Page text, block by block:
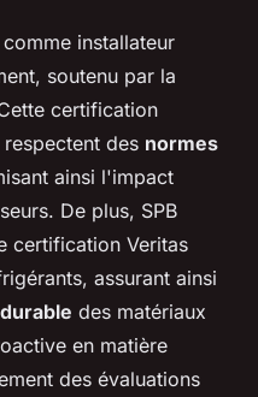
installateur
soutenu par la
certification
des normes
ainsi l'impact
De plus, SPB
certification Veritas
assurant ainsi
des matériaux
en matière
des évaluations